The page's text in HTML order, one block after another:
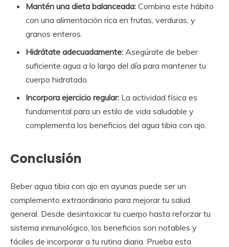
Mantén una dieta balanceada: Combina este hábito
con una alimentación rica en frutas, verduras, y
granos enteros.
Hidrátate adecuadamente: Asegúrate de beber
suficiente agua a lo largo del día para mantener tu
cuerpo hidratado.
Incorpora ejercicio regular: La actividad física es
fundamental para un estilo de vida saludable y
complementa los beneficios del agua tibia con ajo.
Conclusión
Beber agua tibia con ajo en ayunas puede ser un
complemento extraordinario para mejorar tu salud
general. Desde desintoxicar tu cuerpo hasta reforzar tu
sistema inmunológico, los beneficios son notables y
fáciles de incorporar a tu rutina diaria. Prueba esta